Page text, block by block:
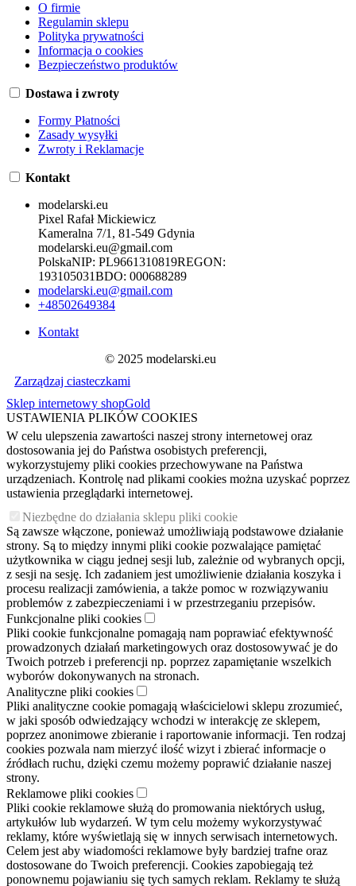
O firmie
Regulamin sklepu
Polityka prywatności
Informacja o cookies
Bezpieczeństwo produktów
Dostawa i zwroty
Formy Płatności
Zasady wysyłki
Zwroty i Reklamacje
Kontakt
modelarski.eu
Pixel Rafał Mickiewicz
Kameralna 7/1, 81-549 Gdynia
modelarski.eu@gmail.com
PolskaNIP: PL9661310819REGON:
193105031BDO: 000688289
modelarski.eu@gmail.com
+48502649384
Kontakt
© 2025 modelarski.eu
Zarządzaj ciasteczkami
Sklep internetowy shopGold
USTAWIENIA PLIKÓW COOKIES
W celu ulepszenia zawartości naszej strony internetowej oraz
dostosowania jej do Państwa osobistych preferencji,
wykorzystujemy pliki cookies przechowywane na Państwa
urządzeniach. Kontrolę nad plikami cookies można uzyskać poprzez
ustawienia przeglądarki internetowej.
Niezbędne do działania sklepu pliki cookie
Są zawsze włączone, ponieważ umożliwiają podstawowe działanie
strony. Są to między innymi pliki cookie pozwalające pamiętać
użytkownika w ciągu jednej sesji lub, zależnie od wybranych opcji,
z sesji na sesję. Ich zadaniem jest umożliwienie działania koszyka i
procesu realizacji zamówienia, a także pomoc w rozwiązywaniu
problemów z zabezpieczeniami i w przestrzeganiu przepisów.
Funkcjonalne pliki cookies
Pliki cookie funkcjonalne pomagają nam poprawiać efektywność
prowadzonych działań marketingowych oraz dostosowywać je do
Twoich potrzeb i preferencji np. poprzez zapamiętanie wszelkich
wyborów dokonywanych na stronach.
Analityczne pliki cookies
Pliki analityczne cookie pomagają właścicielowi sklepu zrozumieć,
w jaki sposób odwiedzający wchodzi w interakcję ze sklepem,
poprzez anonimowe zbieranie i raportowanie informacji. Ten rodzaj
cookies pozwala nam mierzyć ilość wizyt i zbierać informacje o
źródłach ruchu, dzięki czemu możemy poprawić działanie naszej
strony.
Reklamowe pliki cookies
Pliki cookie reklamowe służą do promowania niektórych usług,
artykułów lub wydarzeń. W tym celu możemy wykorzystywać
reklamy, które wyświetlają się w innych serwisach internetowych.
Celem jest aby wiadomości reklamowe były bardziej trafne oraz
dostosowane do Twoich preferencji. Cookies zapobiegają też
ponownemu pojawianiu się tych samych reklam. Reklamy te służą